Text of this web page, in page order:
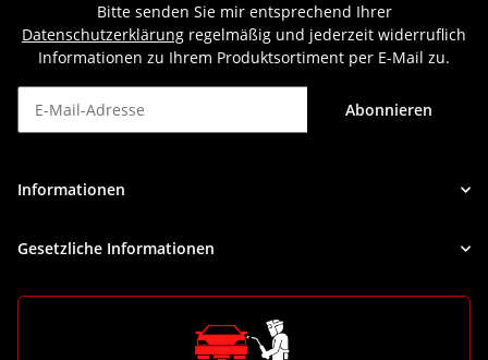
Bitte senden Sie mir entsprechend Ihrer
Datenschutzerklärung regelmäßig und jederzeit widerruflich
Informationen zu Ihrem Produktsortiment per E-Mail zu.
Abonnieren
Informationen
Gesetzliche Informationen